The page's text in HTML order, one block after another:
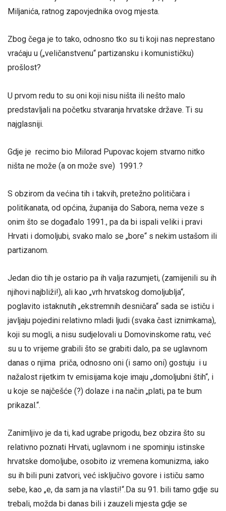
Miljanića, ratnog zapovjednika ovog mjesta.
Zbog čega je to tako, odnosno tko su ti koji nas neprestano
vraćaju u („veličanstvenu“ partizansku i komunističku)
prošlost?
U prvom redu to su oni koji nisu ništa ili nešto malo
predstavljali na početku stvaranja hrvatske države. Ti su
najglasniji.
Gdje je recimo bio Milorad Pupovac kojem stvarno nitko
ništa ne može (a on može sve) 1991.?
S obzirom da većina tih i takvih, pretežno političara i
politikanata, od općina, županija do Sabora, nema veze s
onim što se događalo 1991., pa da bi ispali veliki i pravi
Hrvati i domoljubi, svako malo se „bore“ s nekim ustašom ili
partizanom.
Jedan dio tih je ostario pa ih valja razumjeti, (zamijenili su ih
njihovi najbliži!), ali kao „vrh hrvatskog domoljublja“,
poglavito istaknutih „ekstremnih desničara“ sada se ističu i
javljaju pojedini relativno mladi ljudi (svaka čast iznimkama),
koji su mogli, a nisu sudjelovali u Domovinskome ratu, već
su u to vrijeme grabili što se grabiti dalo, pa se uglavnom
danas o njima priča, odnosno oni (i samo oni) gostuju i u
nažalost rijetkim tv emisijama koje imaju „domoljubni štih“, i
u koje se najčešće (?) dolaze i na način „plati, pa te bum
prikazal.“.
Zanimljivo je da ti, kad ugrabe prigodu, bez obzira što su
relativno poznati Hrvati, uglavnom i ne spominju istinske
hrvatske domoljube, osobito iz vremena komunizma, iako
su ih bili puni zatvori, već isključivo govore i ističu samo
sebe, kao „e, da sam ja na vlasti!“.Da su 91. bili tamo gdje su
trebali, možda bi danas bili i zauzeli mjesta gdje se